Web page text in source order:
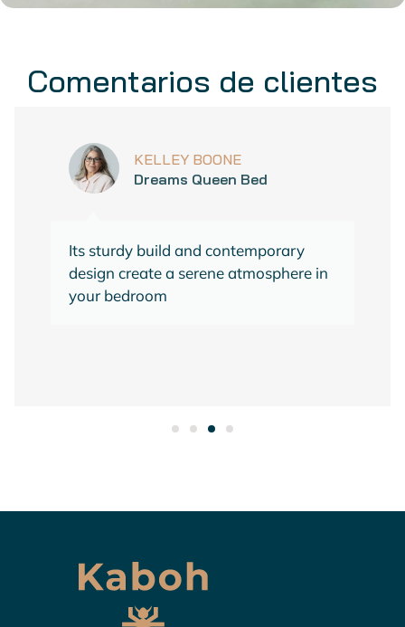
37,99€ 32,99 € (IVA incluido)
Comentarios de clientes
Its sturdy build and contemporary
design create a serene atmosphere in
your bedroom
KELLEY BOONE
Dreams Queen Bed